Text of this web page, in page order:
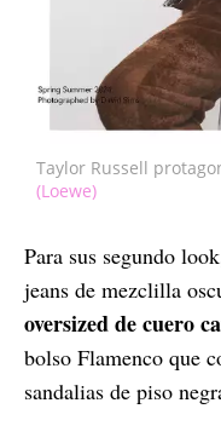
Taylor Russell
(Loewe)
Para sus segundo
jeans de mezclilla
oversized de cuero
bolso Flamenco que
sandalias de piso